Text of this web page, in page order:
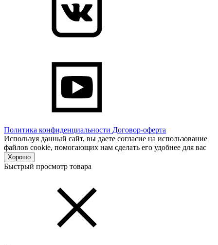
Политика конфиденциальности Договор-оферта
Используя данный сайт, вы даете согласие на использование
файлов cookie, помогающих нам сделать его удобнее для вас
Хорошо
Быстрый просмотр товара